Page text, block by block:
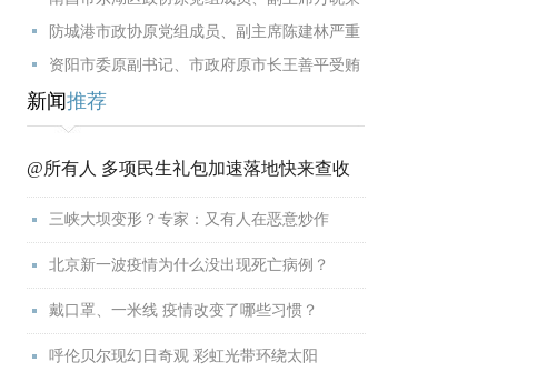
防城港市政协原党组成员、副主席陈建林严重
资阳市委原副书记、市政府原市长王善平受贿
新闻推荐
@所有人 多项民生礼包加速落地快来查收
三峡大坝变形？专家：又有人在恶意炒作
北京新一波疫情为什么没出现死亡病例？
戴口罩、一米线 疫情改变了哪些习惯？
呼伦贝尔现幻日奇观 彩虹光带环绕太阳